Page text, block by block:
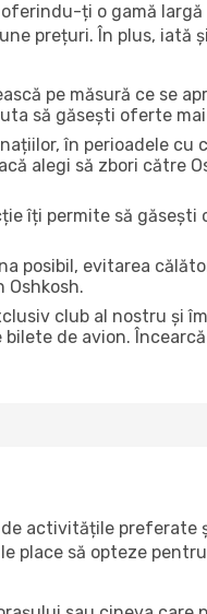
ți o gamă
prețuri. În plus, iată și
pe măsură ce se
să găsești oferte
în perioadele cu
alegi să zbori către
îți permite să găsești
posibil, evitarea
Oshkosh.
club al nostru și
de avion.
activitățile preferate
place să opteze